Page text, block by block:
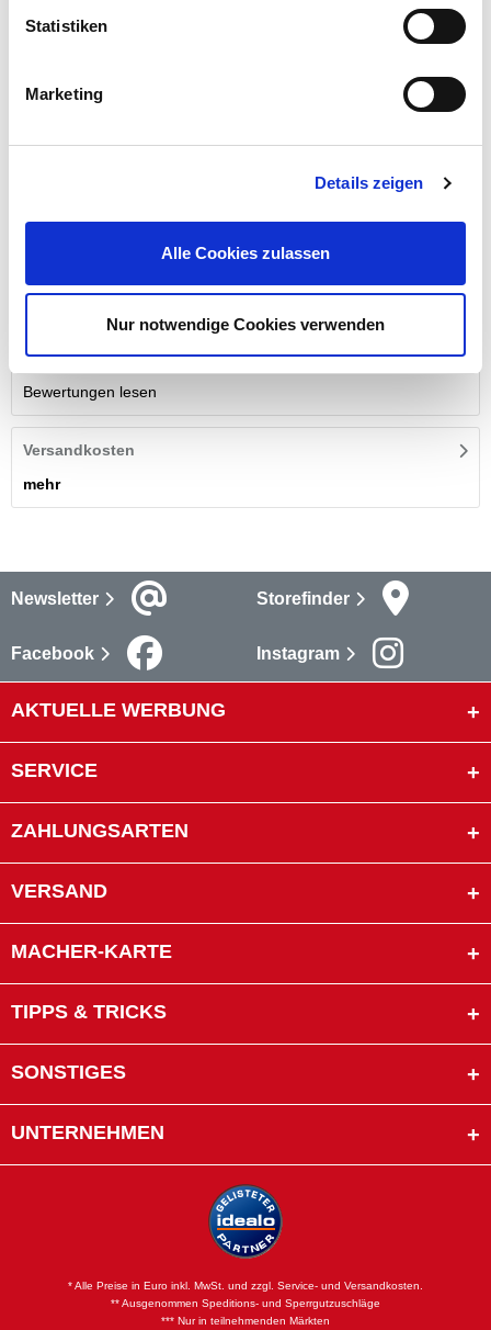
Statistiken
Marketing
Details zeigen
Alle Cookies zulassen
Nur notwendige Cookies verwenden
Beschreibung
Der DL Druckluft-Spiralschlauch mit einer Länge von 5 m ist die
Bewertungen
Bewertungen lesen
Versandkosten
mehr
Newsletter Storefinder
Facebook Instagram
AKTUELLE WERBUNG
SERVICE
ZAHLUNGSARTEN
VERSAND
MACHER-KARTE
TIPPS & TRICKS
SONSTIGES
UNTERNEHMEN
* Alle Preise in Euro inkl. MwSt. und zzgl. Service- und Versandkosten.
** Ausgenommen Speditions- und Sperrgutzuschläge
*** Nur in teilnehmenden Märkten